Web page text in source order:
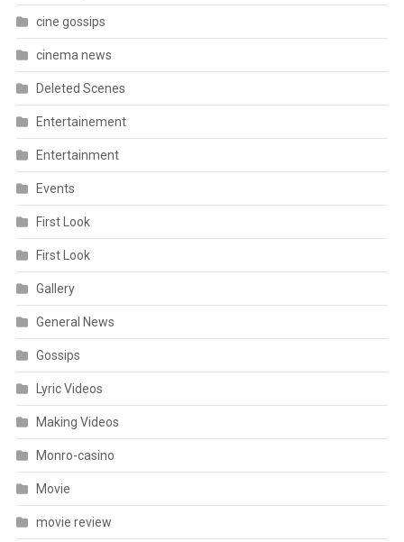
cine gossips
cinema news
Deleted Scenes
Entertainement
Entertainment
Events
First Look
First Look
Gallery
General News
Gossips
Lyric Videos
Making Videos
Monro-casino
Movie
movie review